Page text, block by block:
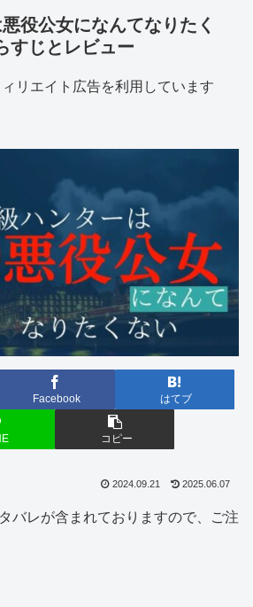
役公女になんてなりたく
じとレビュー
リエイト広告を利用しています
Facebook はてブ
コピー
2024.09.21 2025.06.07
バレが含まれておりますので、ご注